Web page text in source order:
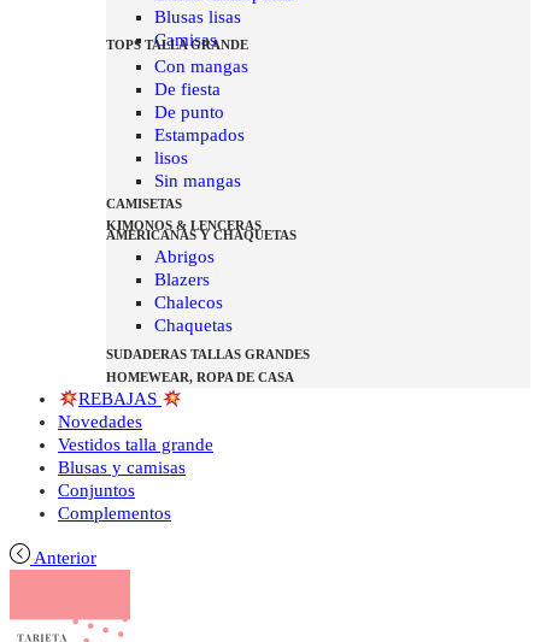
Blusas lisas
Camisas
TOPS TALLA GRANDE
Con mangas
De fiesta
De punto
Estampados
lisos
Sin mangas
CAMISETAS
KIMONOS & LENCERAS
AMERICANAS Y CHAQUETAS
Abrigos
Blazers
Chalecos
Chaquetas
SUDADERAS TALLAS GRANDES
HOMEWEAR, ROPA DE CASA
REBAJAS
Novedades
Vestidos talla grande
Blusas y camisas
Conjuntos
Complementos
Anterior